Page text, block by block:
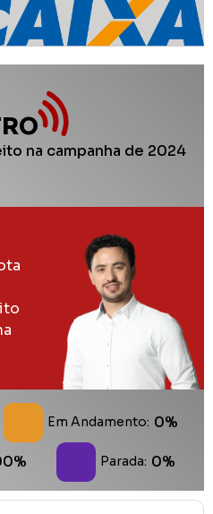
na campanha de 2024
Em Andamento: 0%
Parada: 0%